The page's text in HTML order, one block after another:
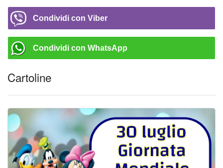
Condividi con Viber
Condividi con WhatsApp
Cartoline